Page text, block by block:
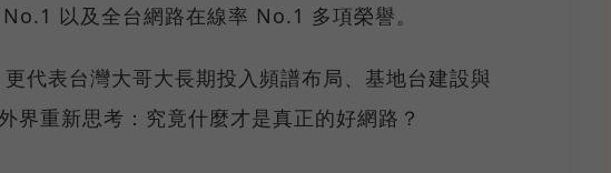
以及全台網路在線率 No.1 多項榮譽。
代表台灣大哥大長期投入頻譜布局、基地台建設與
界重新思考：究竟什麼才是真正的好網路？